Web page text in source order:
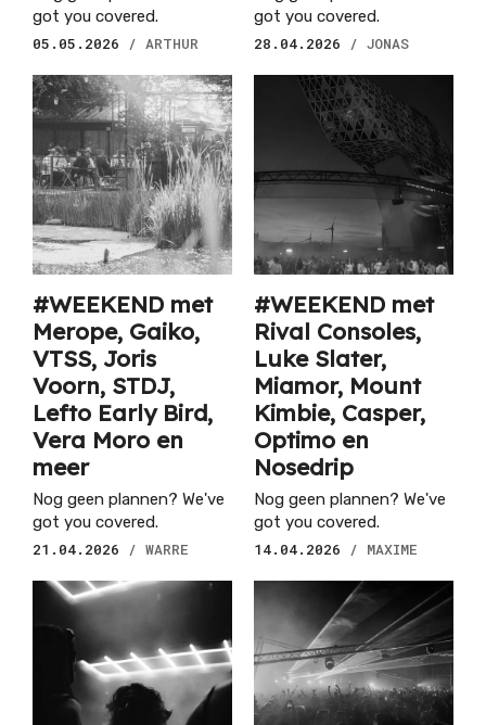
got you covered.
05.05.2026
/ ARTHUR
got you covered.
28.04.2026
/ JONAS
#WEEKEND met
Merope, Gaiko,
VTSS, Joris
Voorn, STDJ,
Lefto Early Bird,
Vera Moro en
meer
Nog geen plannen? We've
got you covered.
21.04.2026
/ WARRE
#WEEKEND met
Rival Consoles,
Luke Slater,
Miamor, Mount
Kimbie, Casper,
Optimo en
Nosedrip
Nog geen plannen? We've
got you covered.
14.04.2026
/ MAXIME